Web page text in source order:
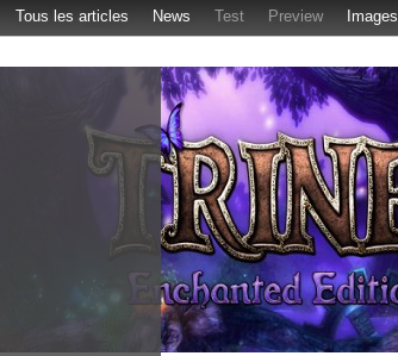
Tous les articles News Test Preview Images